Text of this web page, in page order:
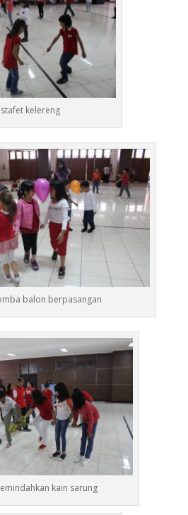
kelereng
balon berpasangan
kain sarung